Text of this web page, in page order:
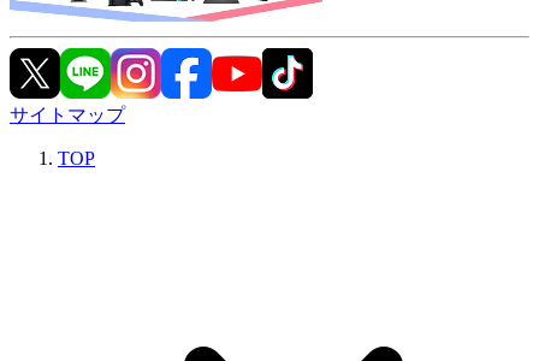
サイトマップ
TOP